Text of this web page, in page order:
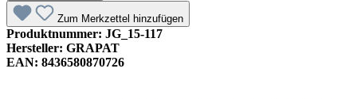
Zum Merkzettel hinzufügen
Produktnummer: JG_15-117
Hersteller: GRAPAT
EAN: 8436580870726